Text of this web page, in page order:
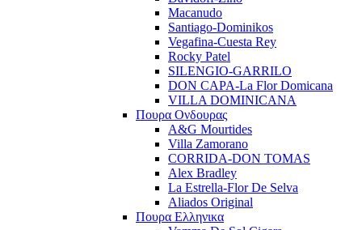
Macanudo
Santiago-Dominikos
Vegafina-Cuesta Rey
Rocky Patel
SILENGIO-GARRILO
DON CAPA-La Flor Domicana
VILLA DOMINICANA
Πουρα Ονδουρας
A&G Mourtides
Villa Zamorano
CORRIDA-DON TOMAS
Alex Bradley
La Estrella-Flor De Selva
Aliados Original
Πουρα Ελληνικα